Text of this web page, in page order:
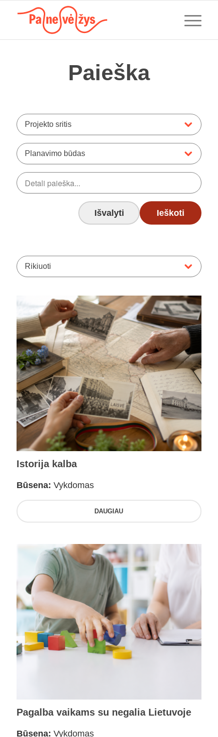
Paieška
Projekto sritis
Planavimo būdas
Išvalyti Ieškoti
Rikiuoti
Istorija kalba
Būsena: Vykdomas
DAUGIAU
Pagalba vaikams su negalia Lietuvoje
Būsena: Vykdomas